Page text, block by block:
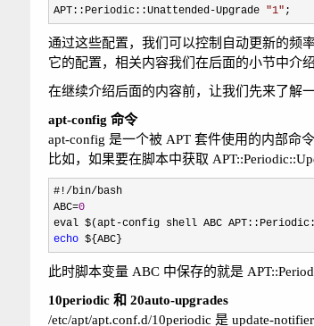
APT::Periodic::Unattended-Upgrade "1" ;
通过这些配置，我们可以控制自动更新的频
它的配置，相关内容我们在后面的小节中介绍
在继续介绍后面的内容前，让我们先来了解
apt-config 命令
apt-config 是一个被 APT 套件使用的内部命
比如，如果要在脚本中获取
#!/bin/bash
ABC=0
eval $(apt -config shell ABC
echo ${ABC}
此时脚本变量 ABC 中保存的就是
10periodic 和 20auto-upgrades
/etc/apt/apt.conf.d/10periodic 是 update-